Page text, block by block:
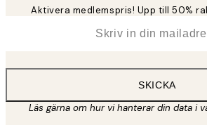
Aktivera medlemspris! Upp till 50%
SKICKA
Läs gärna om hur vi hanterar din data i